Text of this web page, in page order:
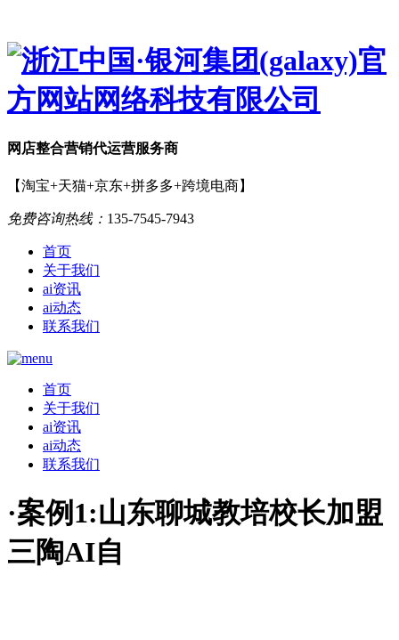
网店整合营销代运营服务商
【淘宝+天猫+京东+拼多多+跨境电商】
免费咨询热线： 135-7545-7943
首页
关于我们
ai资讯
ai动态
联系我们
首页
关于我们
ai资讯
ai动态
联系我们
·案例1:山东聊城教培校长加盟
三陶AI自